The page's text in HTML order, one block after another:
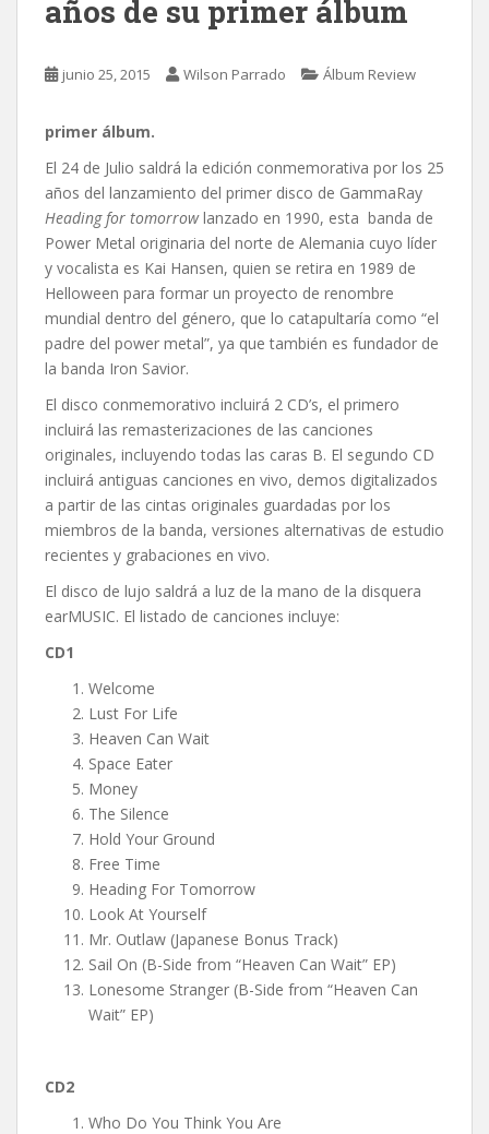
años de su primer álbum
junio 25, 2015 Wilson Parrado Álbum Review
primer álbum.
El 24 de Julio saldrá la edición conmemorativa por los 25
años del lanzamiento del primer disco de GammaRay
Heading for tomorrowlanzado en 1990, esta banda de
Power Metal originaria del norte de Alemania cuyo líder
y vocalista es Kai Hansen, quien se retira en 1989 de
Helloween para formar un proyecto de renombre
mundial dentro del género, que lo catapultaría como “el
padre del power metal”, ya que también es fundador de
la banda Iron Savior.
El disco conmemorativo incluirá 2 CD’s, el primero
incluirá las remasterizaciones de las canciones
originales, incluyendo todas las caras B. El segundo CD
incluirá antiguas canciones en vivo, demos digitalizados
a partir de las cintas originales guardadas por los
miembros de la banda, versiones alternativas de estudio
recientes y grabaciones en vivo.
El disco de lujo saldrá a luz de la mano de la disquera
earMUSIC. El listado de canciones incluye:
CD1
Welcome
Lust For Life
Heaven Can Wait
Space Eater
Money
The Silence
Hold Your Ground
Free Time
Heading For Tomorrow
Look At Yourself
Mr. Outlaw (Japanese Bonus Track)
Sail On (B-Side from “Heaven Can Wait” EP)
Lonesome Stranger (B-Side from “Heaven Can
Wait” EP)
CD2
Who Do You Think You Are